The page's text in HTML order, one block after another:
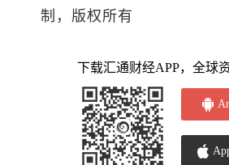
制，版权所有
下载汇通财经APP，全球